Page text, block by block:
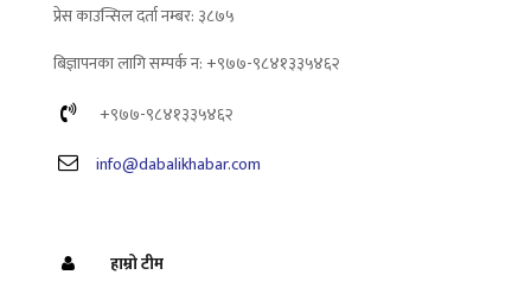
प्रेस काउन्सिल दर्ता नम्बर: ३८७५
बिज्ञापनका लागि सम्पर्क न: +९७७-९८४१३३५४६२
+९७७-९८४१३३५४६२
info@dabalikhabar.com
हाम्रो टीम